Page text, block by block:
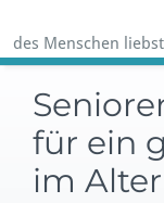
des Menschen
für ein
im Alter